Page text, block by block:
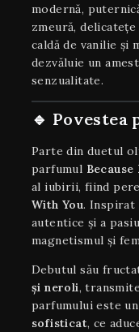
modernă,
zmeură,
caldă de vanilie și
dezvăluie un
senzualitate.
🔹
Parte din duetul
parfumul Because
al iubirii, fiind
With You. Inspirat
autentice și a
magnetismul și
Debutul său
și neroli,
parfumului este
sofisticat, ce